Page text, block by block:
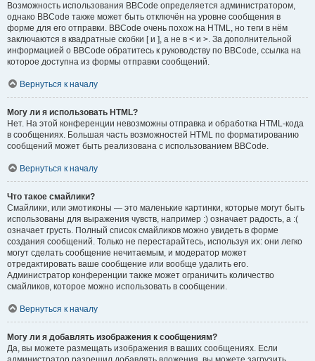
Возможность использования BBCode определяется администратором,
однако BBCode также может быть отключён на уровне сообщения в
форме для его отправки. BBCode очень похож на HTML, но теги в нём
заключаются в квадратные скобки [ и ], а не в < и >. За дополнительной
информацией о BBCode обратитесь к руководству по BBCode, ссылка на
которое доступна из формы отправки сообщений.
Вернуться к началу
Могу ли я использовать HTML?
Нет. На этой конференции невозможны отправка и обработка HTML-кода
в сообщениях. Большая часть возможностей HTML по форматированию
сообщений может быть реализована с использованием BBCode.
Вернуться к началу
Что такое смайлики?
Смайлики, или эмотиконы — это маленькие картинки, которые могут быть
использованы для выражения чувств, например :) означает радость, а :(
означает грусть. Полный список смайликов можно увидеть в форме
создания сообщений. Только не перестарайтесь, используя их: они легко
могут сделать сообщение нечитаемым, и модератор может
отредактировать ваше сообщение или вообще удалить его.
Администратор конференции также может ограничить количество
смайликов, которое можно использовать в сообщении.
Вернуться к началу
Могу ли я добавлять изображения к сообщениям?
Да, вы можете размещать изображения в ваших сообщениях. Если